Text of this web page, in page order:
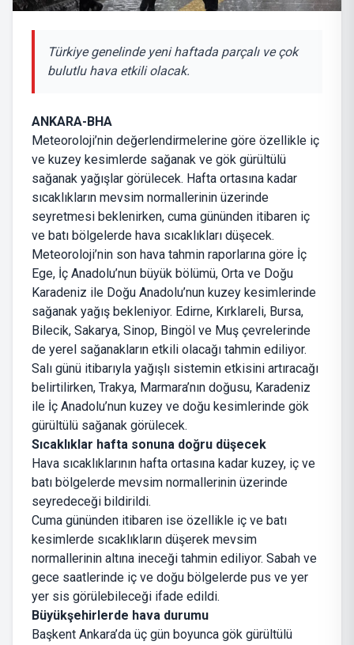
Türkiye genelinde yeni haftada parçalı ve çok
bulutlu hava etkili olacak.
ANKARA-BHA
Meteoroloji’nin değerlendirmelerine göre özellikle iç
ve kuzey kesimlerde sağanak ve gök gürültülü
sağanak yağışlar görülecek. Hafta ortasına kadar
sıcaklıkların mevsim normallerinin üzerinde
seyretmesi beklenirken, cuma gününden itibaren iç
ve batı bölgelerde hava sıcaklıkları düşecek.
Meteoroloji’nin son hava tahmin raporlarına göre İç
Ege, İç Anadolu’nun büyük bölümü, Orta ve Doğu
Karadeniz ile Doğu Anadolu’nun kuzey kesimlerinde
sağanak yağış bekleniyor. Edirne, Kırklareli, Bursa,
Bilecik, Sakarya, Sinop, Bingöl ve Muş çevrelerinde
de yerel sağanakların etkili olacağı tahmin ediliyor.
Salı günü itibarıyla yağışlı sistemin etkisini artıracağı
belirtilirken, Trakya, Marmara’nın doğusu, Karadeniz
ile İç Anadolu’nun kuzey ve doğu kesimlerinde gök
gürültülü sağanak görülecek.
Sıcaklıklar hafta sonuna doğru düşecek
Hava sıcaklıklarının hafta ortasına kadar kuzey, iç ve
batı bölgelerde mevsim normallerinin üzerinde
seyredeceği bildirildi.
Cuma gününden itibaren ise özellikle iç ve batı
kesimlerde sıcaklıkların düşerek mevsim
normallerinin altına ineceği tahmin ediliyor. Sabah ve
gece saatlerinde iç ve doğu bölgelerde pus ve yer
yer sis görülebileceği ifade edildi.
Büyükşehirlerde hava durumu
Başkent Ankara’da üç gün boyunca gök gürültülü